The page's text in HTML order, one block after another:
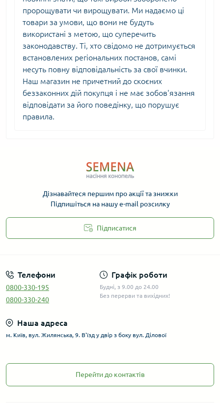
пророщувати чи вирощувати. Ми надаємо ці
товари за умови, що вони не будуть
використані з метою, що суперечить
законодавству. Ті, хто свідомо не дотримується
встановлених регіональних постанов, самі
несуть повну відповідальність за свої вчинки.
Наш магазин не причетний до скоєних
беззаконних дій покупця і не має зобов'язання
відповідати за його поведінку, що порушує
правила.
Дізнавайтеся першим про акції та знижки
Підпишіться на нашу e-mail розсилку
Підписатися
Телефони
0800-330-195
0800-330-240
Графік роботи
Будні, з 9.00 до 24.00
Без перерви та вихідних!
Наша адреса
м. Київ, вул. Жилянська, 9. В'їзд у двір з боку вул. Ділової
Перейти до контактів